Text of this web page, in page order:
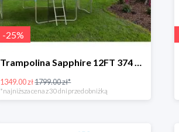
-25%
Trampolina Sapphire 12FT 374 cm + drabinka GRATISY
1349.00 zł1799.00 zł*
*najniższa cena z 30 dni przed obniżką